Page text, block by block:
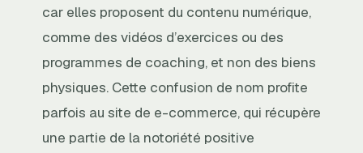
car elles proposent du contenu numérique,
comme des vidéos d’exercices ou des
programmes de coaching, et non des biens
physiques. Cette confusion de nom profite
parfois au site de e-commerce, qui récupère
une partie de la notoriété positive